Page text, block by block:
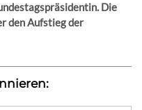
Die
den Aufstieg der